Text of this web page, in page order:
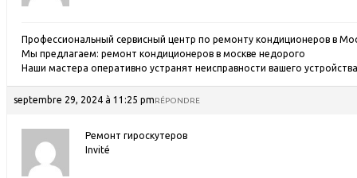
Профессиональный сервисный центр по ремонту кондиционеров в
Мы предлагаем: ремонт кондиционеров в москве недорого
Наши мастера оперативно устранят неисправности вашего
septembre 29, 2024 à 11:25 pmRÉPONDRE
Ремонт гироскутеров
Invité